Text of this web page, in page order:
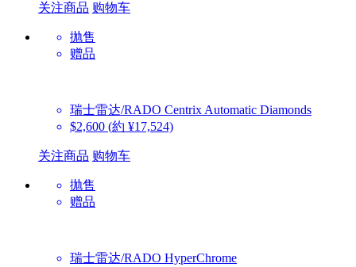
关注商品 购物车
抛售
赠品
瑞士雷达/RADO Centrix Automatic Diamonds
$2,600 (約 ¥17,524)
关注商品 购物车
抛售
赠品
瑞士雷达/RADO HyperChrome